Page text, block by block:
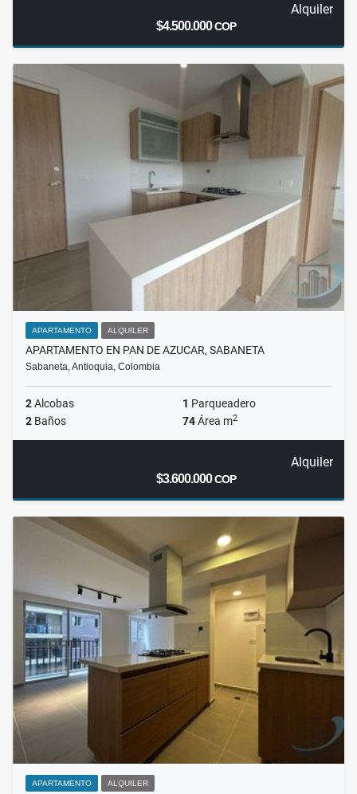
Alquiler
$4.500.000COP
APARTAMENTO ALQUILER
APARTAMENTO EN PAN DE AZUCAR, SABANETA
Sabaneta, Antioquia, Colombia
2Alcobas 1 Parqueadero
2 Baños 74Área m2
Alquiler
$3.600.000COP
APARTAMENTO ALQUILER